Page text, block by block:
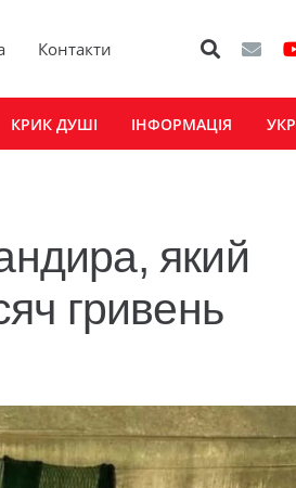
Контакти
КРИК ДУШІ ІНФОРМАЦІЯ
який
гривень